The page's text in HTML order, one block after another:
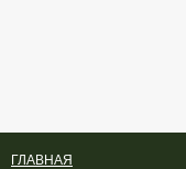
ГЛАВНАЯ